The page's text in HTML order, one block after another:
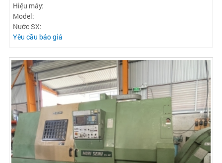
Hiệu máy:
Model:
Nước SX:
Yêu cầu báo giá